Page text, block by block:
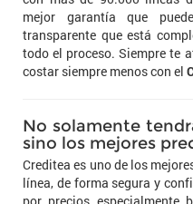
mejor garantía que
transparente que está
todo el proceso. Siempre te
costar siempre menos con el
No solamente
sino los mejores
Creditea es uno de los
línea, de forma segura y